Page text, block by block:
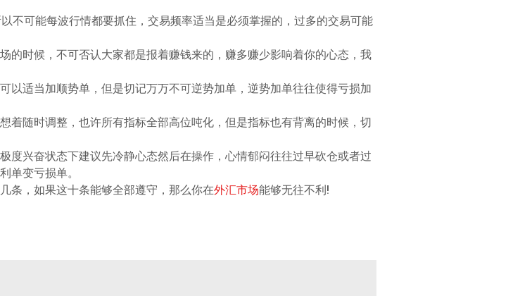
不可能每波行情都要抓住，交易频率适当是必须掌握的，过多的交易可能
的时候，不可否认大家都是报着赚钱来的，赚多赚少影响着你的心态，我
以适当加顺势单，但是切记万万不可逆势加单，逆势加单往往使得亏损加
着随时调整，也许所有指标全部高位吨化，但是指标也有背离的时候，切
度兴奋状态下建议先冷静心态然后在操作，心情郁闷往往过早砍仓或者过
单变亏损单。
条，如果这十条能够全部遵守，那么你在外汇市场能够无往不利!